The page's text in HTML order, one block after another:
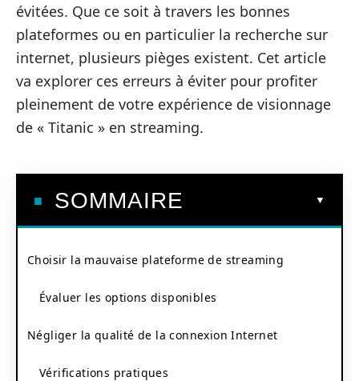
évitées. Que ce soit à travers les bonnes
plateformes ou en particulier la recherche sur
internet, plusieurs pièges existent. Cet article
va explorer ces erreurs à éviter pour profiter
pleinement de votre expérience de visionnage
de « Titanic » en streaming.
SOMMAIRE
Choisir la mauvaise plateforme de streaming
Évaluer les options disponibles
Négliger la qualité de la connexion Internet
Vérifications pratiques